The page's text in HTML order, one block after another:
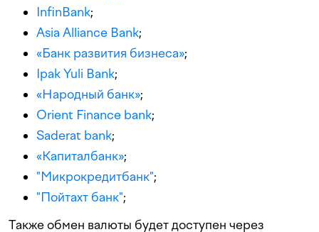
InfinBank;
Asia Alliance Bank;
«Банк развития бизнеса»;
Ipak Yuli Bank;
«Народный банк»;
Orient Finance bank;
Saderat bank;
«Капиталбанк»;
"Микрокредитбанк";
"Пойтахт банк";
Также обмен валюты будет доступен через